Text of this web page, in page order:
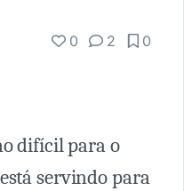
0 2 0
difícil para o
servindo para